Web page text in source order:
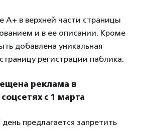
А+ в верхней части страницы
и в ее описании. Кроме
добавлена уникальная
регистрации паблика.
реклама в
с 1 марта
предлагается запретить